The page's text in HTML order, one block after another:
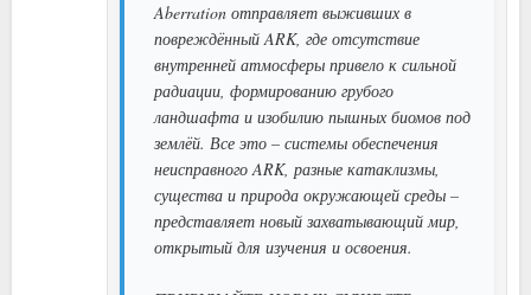
Aberration отправляет выживших в
повреждённый ARK, где отсутствие
внутренней атмосферы привело к сильной
радиации, формированию грубого
ландшафта и изобилию пышных биомов под
землёй. Все это – системы обеспечения
неисправного ARK, разные катаклизмы,
существа и природа окружающей среды –
представляет новый захватывающий мир,
открытый для изучения и освоения.